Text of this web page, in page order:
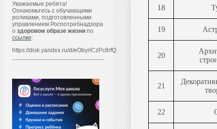
Уважаемые ребята!
Ознакомьтесь с обучающими
роликами, подготовленными
управлением Роспотребнадзора
о здоровом образе жизнипо
ссылке:
https://disk.yandex.ru/d/eObyrlCzPc8rfQ
18
19
20
21
22